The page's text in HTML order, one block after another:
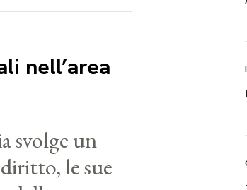
nell’area
svolge un
le sue